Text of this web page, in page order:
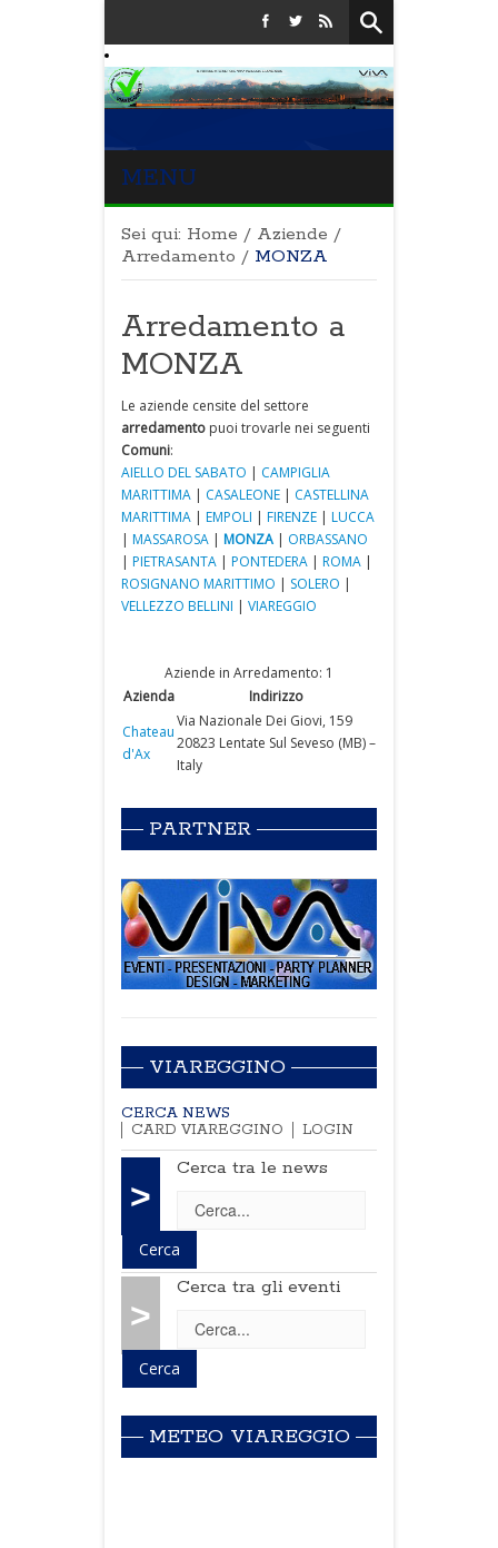
MENU
Sei qui: Home / Aziende /
Arredamento / MONZA
Arredamento a
MONZA
Le aziende censite del settore
arredamento puoi trovarle nei seguenti
Comuni:
AIELLO DEL SABATO | CAMPIGLIA
MARITTIMA | CASALEONE | CASTELLINA
MARITTIMA | EMPOLI | FIRENZE | LUCCA
| MASSAROSA | MONZA | ORBASSANO
| PIETRASANTA | PONTEDERA | ROMA |
ROSIGNANO MARITTIMO | SOLERO |
VELLEZZO BELLINI | VIAREGGIO
Aziende in Arredamento: 1
Azienda
Indirizzo
Chateau
d'Ax
Via Nazionale Dei Giovi, 159
20823 Lentate Sul Seveso (MB) –
Italy
PARTNER
VIAREGGINO
CERCA NEWS
CARD VIAREGGINO
LOGIN
>
Cerca tra le news
>
Cerca tra gli eventi
METEO VIAREGGIO